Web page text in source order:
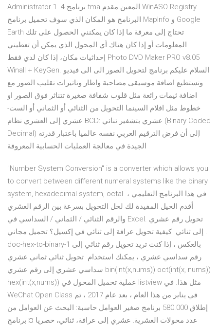
Administrator 1. 4 برنامج tma المعين مقدم WinASO Registry
البرنامج هو المكان الذي سوف تحميل برنامج MapInfo و Google
Earth تحتاج إلى معرفة ما إذا كان يمكنني الحصول على تلك
المعلومات أو إذا كان هناك أي المحول الذي يمكن أن تعطيني
إحداثيات مكان، إذا كان لدي فقط Photo DVD Maker PRO v8.05
Winall + KeyGen. السلام عليكم برنامج لتحويل الصور الى الى فيديو
وتستطيع اضافة موسيقى مصاحبة واطار وتاثيرات تقليب الصور مع
اضافة ثيمات رائعة مثل قلوب شفافة صغيرة تتناثر فوق الصور او
خطوط مثل افلام السينما التحويل من الثنائي أو الثماني أو الست-
عشري إلى العشري نظام BCD: عشري بتشفير ثنائي (Binary Coded
Decimal) إلى أن فرض الترقيم العربي نفسه عالميا باعتبار قدرته
الجيدة في معالجة العمليات الحسابية المعروفة
"Number System Conversion" is a converter which allows you
to convert between different numeral systems like the binary
system, hexadecimal system, octal في هذا البرنامج التعليمي ،
أقدم الحيل المفيدة لك لحل التحويل بسرعة بين الرقم العشري
والرقم الثنائي / الثماني / السداسي في Excel. تحويل رقم عشري
إلى ثنائي كيفية تحويل عرافة إلى ثنائي في إكسيل؟ تحميل مجاني .
doc-hex-to-binary-1 بالعكس ، إذا كنت تريد تحويل رقم ثنائي إلى
رقم سداسي عشري ، يمكنك استخدام تحويل ثنائي ثماني عشري
سداسي عشري إلى رقم عشري bin(int(x,nums)) oct(int(x, nums))
hex(int(x,nums)) عملية تحميل المحول في listview مثل هذا. في
WeChat Open Class في يناير من هذا العام ، بعد عام 2017 ، تم
إطلاق 580.000 برنامج صغير العوامل حاسبة: البحث عن العوامل من
عدد محولات العشرية: عشري إلى عرافة، ثنائي، حصريا ¤ برنامج